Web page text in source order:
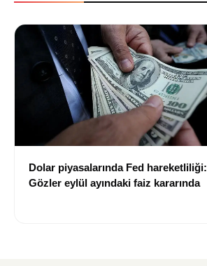
Dolar piyasalarında Fed hareketliliği:
Gözler eylül ayındaki faiz kararında